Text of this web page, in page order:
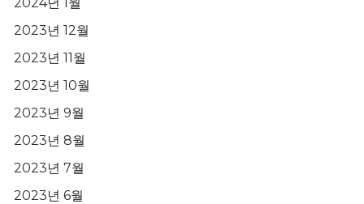
2023년 12월
2023년 11월
2023년 10월
2023년 9월
2023년 8월
2023년 7월
2023년 6월